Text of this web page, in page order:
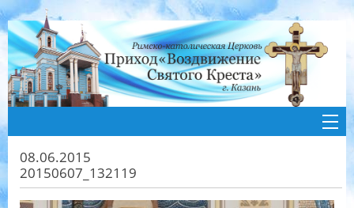
08.06.2015
20150607_132119